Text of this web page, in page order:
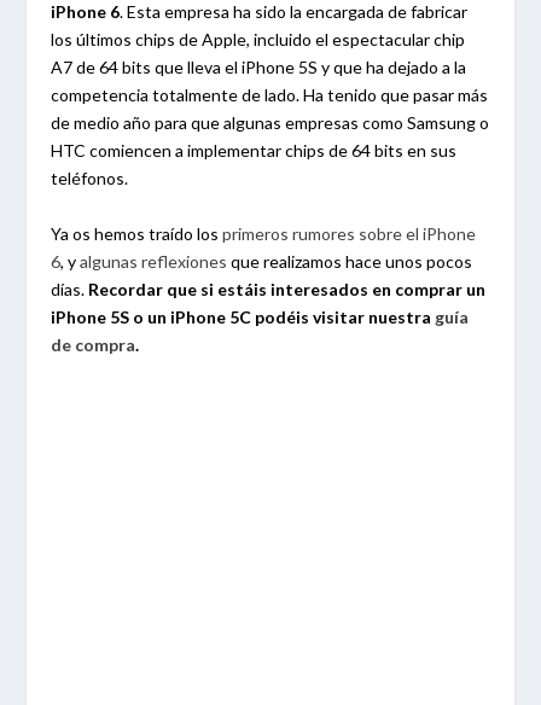
iPhone 6. Esta empresa ha sido la encargada de fabricar
los últimos chips de Apple, incluido el espectacular chip
A7 de 64 bits que lleva el iPhone 5S y que ha dejado a la
competencia totalmente de lado. Ha tenido que pasar más
de medio año para que algunas empresas como Samsung o
HTC comiencen a implementar chips de 64 bits en sus
teléfonos.
Ya os hemos traído losprimeros rumores sobre el iPhone
6, yalgunas reflexiones que realizamos hace unos pocos
días. Recordar que si estáis interesados en comprar un
iPhone 5S o un iPhone 5C podéis visitar nuestra guía
de compra.